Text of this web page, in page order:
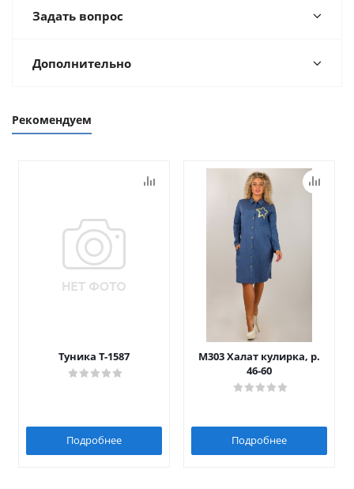
Задать вопрос
Дополнительно
Рекомендуем
Туника Т-1587
Подробнее
М303 Халат кулирка, р.
46-60
Подробнее